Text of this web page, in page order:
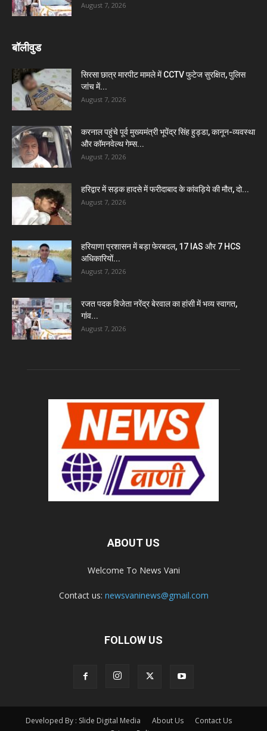
August 7, 2026
बॉलीवुड
सिरसा छात्र मारपीट मामले में CCTV फुटेज सुरक्षित, पुलिस
जांच में...
August 7, 2026
करनाल पहुंचे पूर्व मुख्यमंत्री भूपेंद्र सिंह हुड्डा, कानून-व्यवस्था
और कॉमनवेल्थ गेम्स...
August 7, 2026
हरिद्वार में सड़क हादसे में फरीदाबाद के कांवड़िये की मौत, दो...
August 7, 2026
हरियाणा प्रशासन में बड़ा फेरबदल, 17 IAS और 7 HCS
अधिकारियों...
August 7, 2026
रजत पदक विजेता नरेंद्र बेरवाल का हांसी में भव्य स्वागत,
गांव...
August 7, 2026
ABOUT US
Welcome To News Vani
Contact us: newsvaninews@gmail.com
FOLLOW US
Developed By : Slide Digital Media About Us
Contact Us